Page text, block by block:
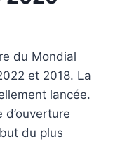
du Mondial
et 2018. La
lancée.
du plus